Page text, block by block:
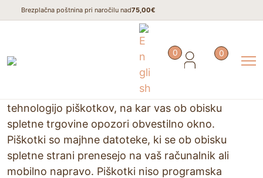
Brezplačna poštnina pri naročilu nad75,00€
0
0
Na našem spletnem mestu uporabljamo
tehnologijo piškotkov, na kar vas ob obisku
spletne trgovine opozori obvestilno okno.
Piškotki so majhne datoteke, ki se ob obisku
spletne strani prenesejo na vaš računalnik ali
mobilno napravo. Piškotki niso programska